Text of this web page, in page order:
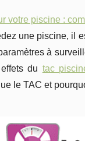
votre piscine :
une piscine, il
à
du tac
le TAC et